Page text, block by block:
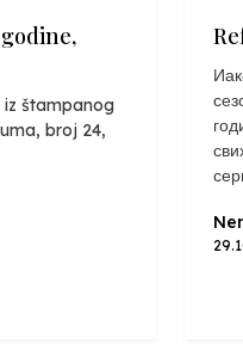
iz štampanog
broj 24,